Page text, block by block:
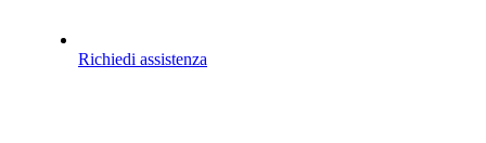
Richiedi assistenza